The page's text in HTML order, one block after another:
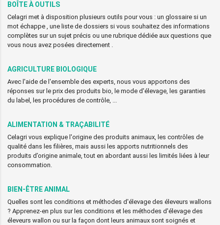
BOÎTE À OUTILS
Celagri met à disposition plusieurs outils pour vous : un glossaire si un
mot échappe , une liste de dossiers si vous souhaitez des informations
complètes sur un sujet précis ou une rubrique dédiée aux questions que
vous nous avez posées directement .
AGRICULTURE BIOLOGIQUE
Avec l'aide de l'ensemble des experts, nous vous apportons des
réponses sur le prix des produits bio, le mode d'élevage, les garanties
du label, les procédures de contrôle, ...
ALIMENTATION & TRAÇABILITÉ
Celagri vous explique l'origine des produits animaux, les contrôles de
qualité dans les filières, mais aussi les apports nutritionnels des
produits d’origine animale, tout en abordant aussi les limités liées à leur
consommation.
BIEN-ÊTRE ANIMAL
Quelles sont les conditions et méthodes d'élevage des éleveurs wallons
? Apprenez-en plus sur les conditions et les méthodes d'élevage des
éleveurs wallon ou sur la façon dont leurs animaux sont soignés et